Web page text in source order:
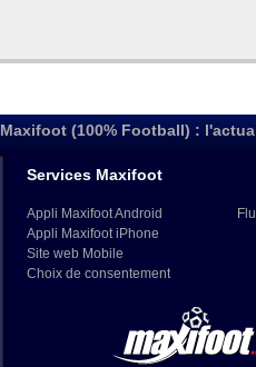
Maxifoot (100% Football) :
Services Maxifoot
Appli Maxifoot Android
Appli Maxifoot iPhone
Site web Mobile
Choix de consentement